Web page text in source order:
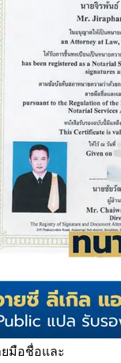
มือชื่อและ